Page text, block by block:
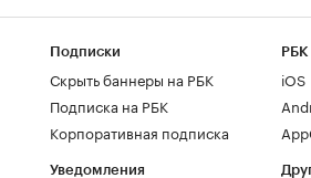
Подписки
Скрыть баннеры на РБК
Подписка на РБК
Корпоративная подписка
Уведомления
РБК
iOS